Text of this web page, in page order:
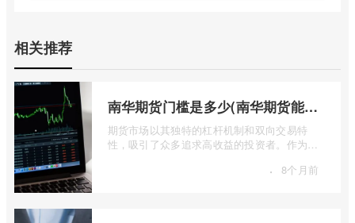
相关推荐
南华期货门槛是多少(南华期货能做国际期货吗)
期货市场以其独特的杠杆机制和双向交易特
性，吸引了众多追求高收益的投资者。作为中
· 8个月前